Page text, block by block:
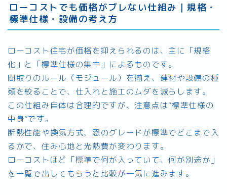
ローコストでも価格がブレない仕組み｜規格・
標準仕様・設備の考え方
ローコスト住宅が価格を抑えられるのは、主に「規格
化」と「標準仕様の集中」によるものです。
間取りのルール（モジュール）を揃え、建材や設備の種
類を絞ることで、仕入れと施工のムダを減らします。
この仕組み自体は合理的ですが、注意点は“標準仕様の
中身”です。
断熱性能や換気方式、窓のグレードが標準でどこまで入
るかで、住み心地と光熱費が変わります。
ローコストほど「標準で何が入っていて、何が別途か」
を一覧で出してもらうと比較が一気に進みます。